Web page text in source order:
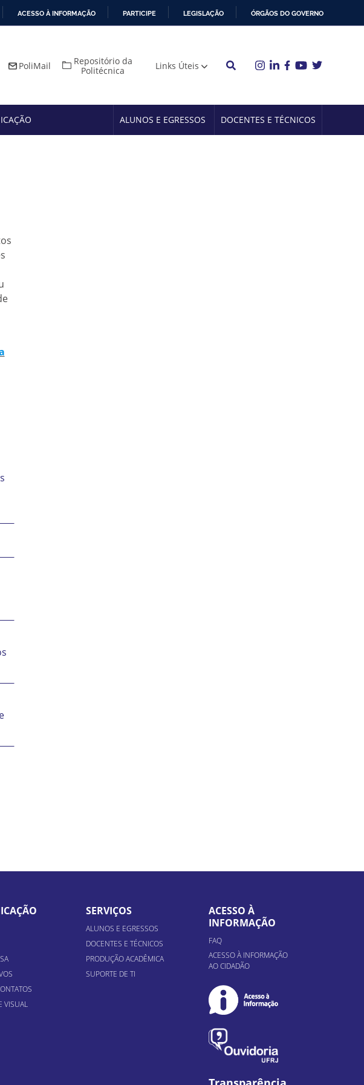
ACESSO À INFORMAÇÃO PARTICIPE LEGISLAÇÃO ÓRGÃOS DO GOVERNO
PoliMail
Repositório da
Politécnica
Links Úteis
ALUNOS E EGRESSOS DOCENTES E TÉCNICOS
VISUAL
SERVIÇOS
ALUNOS E EGRESSOS
DOCENTES E TÉCNICOS
PRODUÇÃO ACADÊMICA
SUPORTE DE TI
ACESSO À
INFORMAÇÃO
FAQ
ACESSO À INFORMAÇÃO
AO CIDADÃO